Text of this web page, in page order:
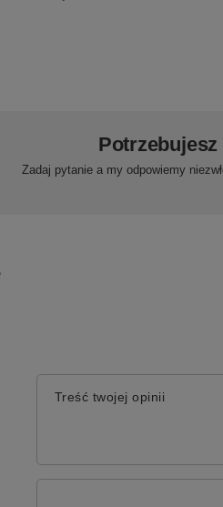
Zadaj pytanie a my odpowiemy
Treść twojej opinii